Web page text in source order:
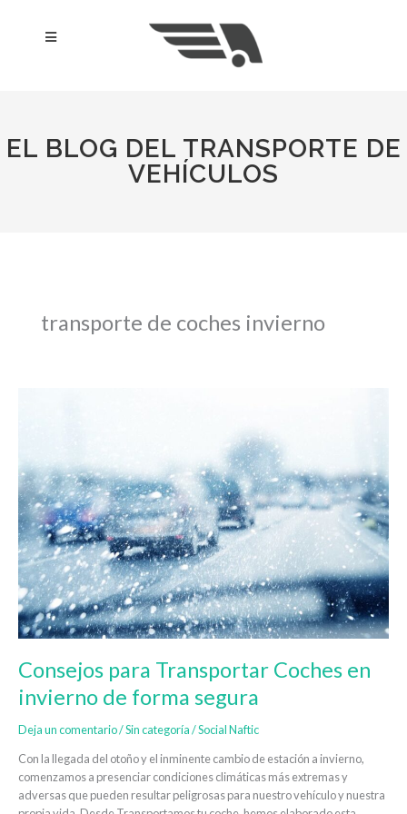
contenidoMenú
EL BLOG DEL TRANSPORTE DE
VEHÍCULOS
transporte de coches invierno
Consejos para Transportar Coches en
invierno de forma segura
Deja un comentario/Sin categoría/Social Naftic
Con la llegada del otoño y el inminente cambio de estación a invierno,
comenzamos a presenciar condiciones climáticas más extremas y
adversas que pueden resultar peligrosas para nuestro vehículo y nuestra
en
invierno
de
forma
segura